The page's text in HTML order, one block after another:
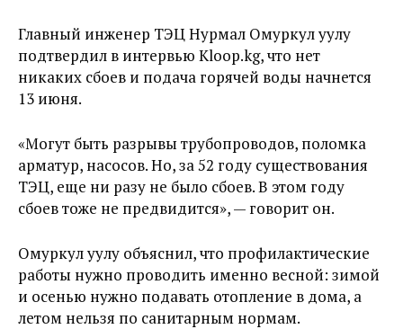
Главный инженер ТЭЦ Нурмал Омуркул уулу
подтвердил в интервью Kloop.kg, что нет
никаких сбоев и подача горячей воды начнется
13 июня.
«Могут быть разрывы трубопроводов, поломка
арматур, насосов. Но, за 52 году существования
ТЭЦ, еще ни разу не было сбоев. В этом году
сбоев тоже не предвидится», — говорит он.
Омуркул уулу объяснил, что профилактические
работы нужно проводить именно весной: зимой
и осенью нужно подавать отопление в дома, а
летом нельзя по санитарным нормам.